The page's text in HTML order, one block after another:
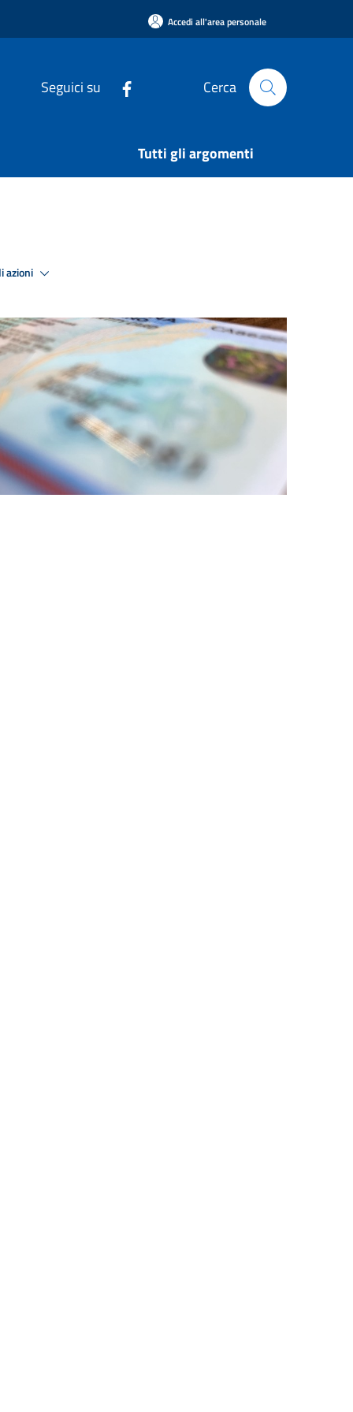
Accedi all'area personale
Seguici su Cerca
Tutti gli argomenti
azioni